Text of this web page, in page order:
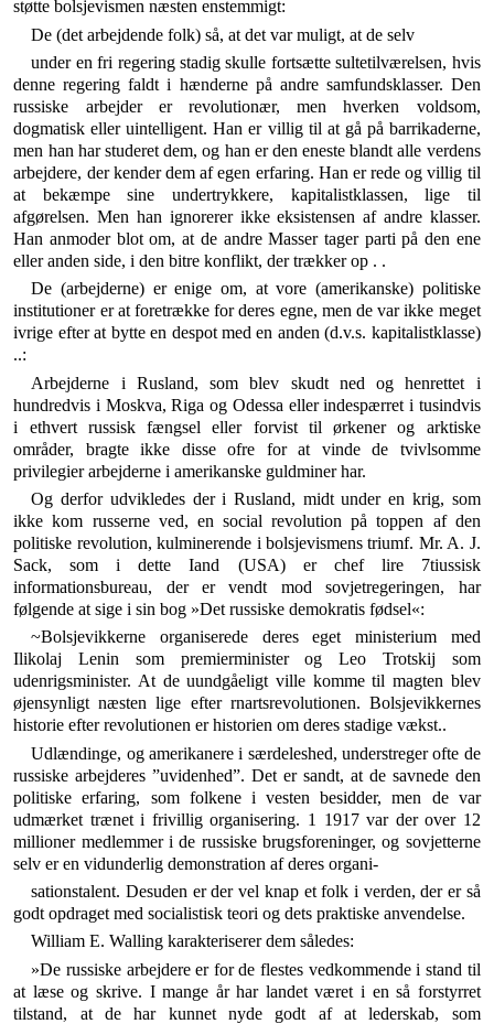
støtte bolsje­vismen næsten enstemmigt:
De (det arbejdende folk) så, at det var muligt, at de selv
under en fri regering stadig skulle fortsætte sultetilværelsen, hvis
denne regering faldt i hænderne på andre samfunds­klasser. Den
russiske arbejder er revolutionær, men hverken vold­som,
dogmatisk eller uintelligent. Han er villig til at gå på barrikaderne,
men han har studeret dem, og han er den eneste blandt alle verdens
arbejdere, der kender dem af egen erfa­ring. Han er rede og villig til
at bekæmpe sine undertrykkere, kapitalistklassen, lige til
afgørelsen. Men han ignorerer ikke eksistensen af andre klasser.
Han anmoder blot om, at de andre Masser tager parti på den ene
eller anden side, i den bitre konflikt, der trækker op . .
De (arbejderne) er enige om, at vore (amerikanske) politiske
institutioner er at foretrække for deres egne, men de var ikke meget
ivrige efter at bytte en despot med en anden (d.v.s. kapitalistklasse)
..:
Arbejderne i Rusland, som blev skudt ned og henrettet i
hundredvis i Moskva, Riga og Odessa eller indespærret i tusindvis
i ethvert russisk fængsel eller forvist til ørkener og arktiske
områder, bragte ikke disse ofre for at vinde de tvivl­somme
privilegier arbejderne i amerikanske guldminer har.
Og derfor udvikledes der i Rusland, midt under en krig, som
ikke kom russerne ved, en social revolution på toppen af den
politiske revolution, kulminerende i bolsjevismens triumf. Mr. A. J.
Sack, som i dette Iand (USA) er chef lire 7tiussisk
informationsbureau, der er vendt mod sovjet­regeringen, har
følgende at sige i sin bog »Det russiske demokratis fødsel«:
~Bolsjevikkerne organiserede deres eget ministerium med
Ilikolaj Lenin som premierminister og Leo Trotskij som
udenrigsminister. At de uundgåeligt ville komme til magten blev
øjensynligt næsten lige efter rnartsrevolutionen. Bolsjevik­kernes
historie efter revolutionen er historien om deres sta­dige vækst..
Udlændinge, og amerikanere i særdeleshed, under­streger ofte de
russiske arbejderes ”uvidenhed”. Det er sandt, at de savnede den
politiske erfaring, som fol­kene i vesten besidder, men de var
udmærket trænet i frivillig organisering. 1 1917 var der over 12
millioner medlemmer i de russiske brugsforeninger, og sovjetterne
selv er en vidunderlig demonstration af deres organi-
sationstalent. Desuden er der vel knap et folk i verden, der er så
godt opdraget med socialistisk teori og dets praktiske anvendelse.
William E. Walling karakteriserer dem således:
»De russiske arbejdere er for de flestes vedkommende i stand til
at læse og skrive. I mange år har landet været i en så forstyrret
tilstand, at de har kunnet nyde godt af at leder­skab, som